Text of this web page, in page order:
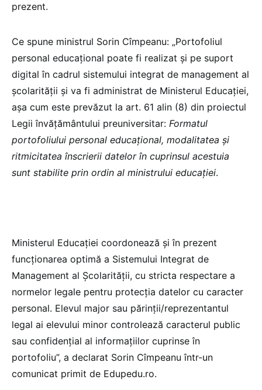
prezent.
Ce spune ministrul Sorin Cîmpeanu: „Portofoliul
personal educațional poate fi realizat și pe suport
digital în cadrul sistemului integrat de management al
școlarității și va fi administrat de Ministerul Educației,
așa cum este prevăzut la art. 61 alin (8) din proiectul
Legii învățământului preuniversitar: Formatul
portofoliului personal educațional, modalitatea și
ritmicitatea înscrierii datelor în cuprinsul acestuia
sunt stabilite prin ordin al ministrului educației.
Ministerul Educaţiei coordonează și în prezent
funcţionarea optimă a Sistemului Integrat de
Management al Școlarității, cu stricta respectare a
normelor legale pentru protecția datelor cu caracter
personal. Elevul major sau părinții/reprezentantul
legal ai elevului minor controlează caracterul public
sau confidențial al informațiilor cuprinse în
portofoliu”, a declarat Sorin Cîmpeanu într-un
comunicat primit de Edupedu.ro.